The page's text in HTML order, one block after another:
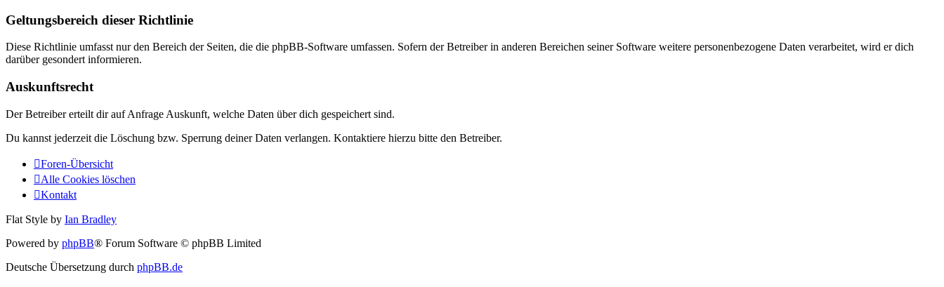
Geltungsbereich dieser Richtlinie
Diese Richtlinie umfasst nur den Bereich der Seiten, die die phpBB-Software umfassen. Sofern der Betreiber in anderen Bereichen seiner Software weitere personenbezogene Daten verarbeitet, wird er dich
darüber gesondert informieren.
Auskunftsrecht
Der Betreiber erteilt dir auf Anfrage Auskunft, welche Daten über dich gespeichert sind.
Du kannst jederzeit die Löschung bzw. Sperrung deiner Daten verlangen. Kontaktiere hierzu bitte den Betreiber.
Foren-Übersicht
Alle Cookies löschen
Kontakt
Flat Style by Ian Bradley
Powered by phpBB® Forum Software © phpBB Limited
Deutsche Übersetzung durch phpBB.de